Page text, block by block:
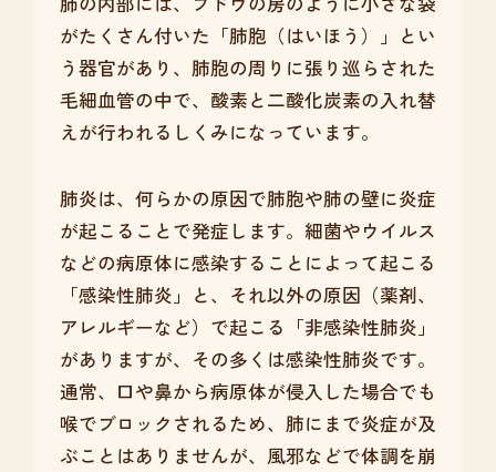
がたくさん付いた「肺胞（はいほう）」とい
う器官があり、肺胞の周りに張り巡らされた
毛細血管の中で、酸素と二酸化炭素の入れ替
えが行われるしくみになっています。
肺炎は、何らかの原因で肺胞や肺の壁に炎症
が起こることで発症します。細菌やウイルス
などの病原体に感染することによって起こる
「感染性肺炎」と、それ以外の原因（薬剤、
アレルギーなど）で起こる「非感染性肺炎」
がありますが、その多くは感染性肺炎です。
通常、口や鼻から病原体が侵入した場合でも
喉でブロックされるため、肺にまで炎症が及
ぶことはありませんが、風邪などで体調を崩